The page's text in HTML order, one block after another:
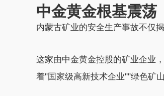
中金黄金根基震荡
内蒙古矿业的安全生产事故不仅
这家由中金黄金控股的矿业企业
着"国家级高新技术企业""绿色矿